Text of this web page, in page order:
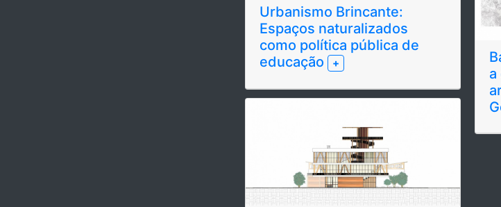
Urbanismo Brincante:
Espaços naturalizados
como política pública de
educação
+
a